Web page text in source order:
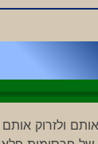
ולזרוק